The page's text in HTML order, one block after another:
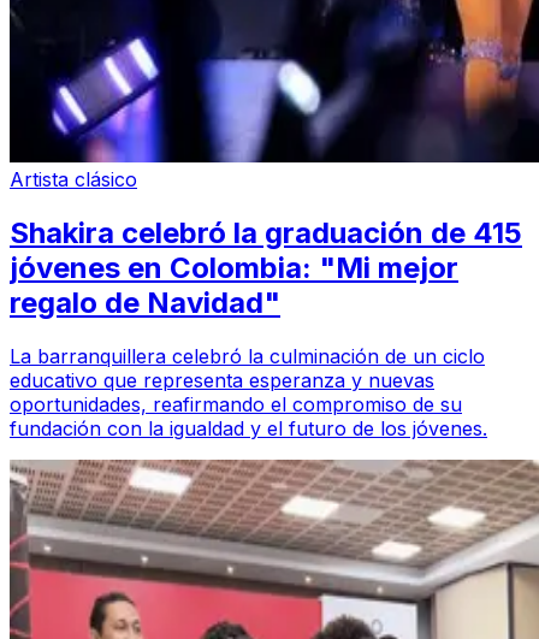
Artista clásico
Shakira celebró la graduación de 415
jóvenes en Colombia: "Mi mejor
regalo de Navidad"
La barranquillera celebró la culminación de un ciclo
educativo que representa esperanza y nuevas
oportunidades, reafirmando el compromiso de su
fundación con la igualdad y el futuro de los jóvenes.